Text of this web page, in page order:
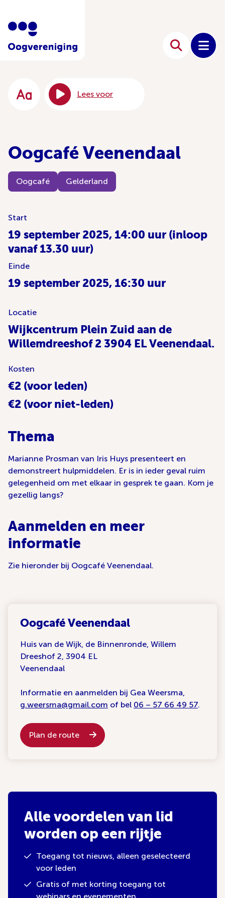
Lees voor
Oogcafé Veenendaal
Oogcafé Gelderland
Start
19 september 2025, 14:00 uur (inloop
vanaf 13.30 uur)
Einde
19 september 2025, 16:30 uur
Locatie
Wijkcentrum Plein Zuid aan de
Willemdreeshof 2 3904 EL Veenendaal.
Kosten
€2 (voor leden)
€2 (voor niet-leden)
Thema
Marianne Prosman van Iris Huys presenteert en
demonstreert hulpmiddelen. Er is in ieder geval ruim
gelegenheid om met elkaar in gesprek te gaan. Kom je
gezellig langs?
Aanmelden en meer
informatie
Zie hieronder bij Oogcafé Veenendaal.
Oogcafé Veenendaal
Huis van de Wijk, de Binnenronde, Willem
Dreeshof 2, 3904 EL
Veenendaal
Informatie en aanmelden bij Gea Weersma,
g.weersma@gmail.com of bel 06 – 57 66 49 57.
Plan de route
Alle voordelen van lid
worden op een rijtje
Toegang tot nieuws, alleen geselecteerd
voor leden
Gratis of met korting toegang tot